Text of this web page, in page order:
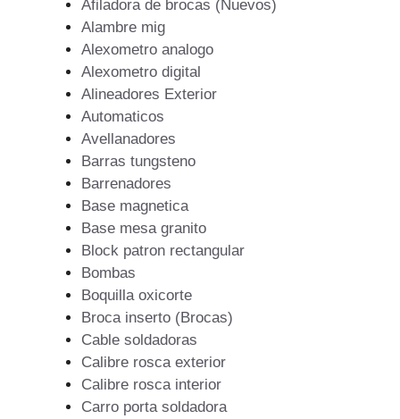
Afiladora de brocas (Nuevos)
Alambre mig
Alexometro analogo
Alexometro digital
Alineadores Exterior
Automaticos
Avellanadores
Barras tungsteno
Barrenadores
Base magnetica
Base mesa granito
Block patron rectangular
Bombas
Boquilla oxicorte
Broca inserto (Brocas)
Cable soldadoras
Calibre rosca exterior
Calibre rosca interior
Carro porta soldadora